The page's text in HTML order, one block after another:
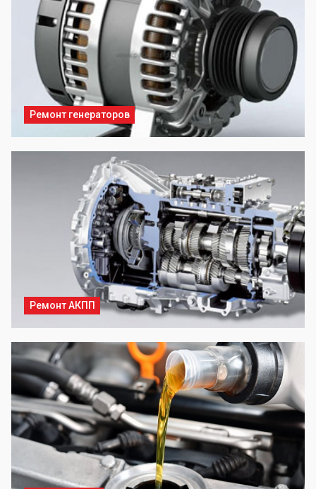
Ремонт генераторов
Ремонт АКПП